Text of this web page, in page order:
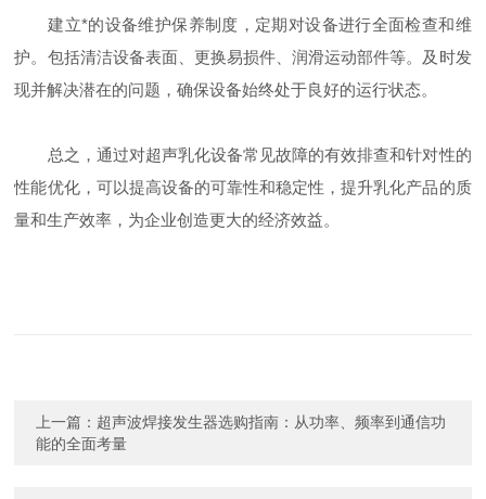
建立*的设备维护保养制度，定期对设备进行全面检查和维
护。包括清洁设备表面、更换易损件、润滑运动部件等。及时发
现并解决潜在的问题，确保设备始终处于良好的运行状态。
总之，通过对超声乳化设备常见故障的有效排查和针对性的
性能优化，可以提高设备的可靠性和稳定性，提升乳化产品的质
量和生产效率，为企业创造更大的经济效益。
上一篇： 超声波焊接发生器选购指南：从功率、频率到通信功
能的全面考量